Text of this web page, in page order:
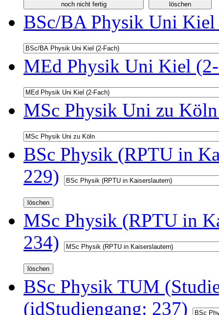
BSc/BA Physik Uni Kiel
MEd Physik Uni Kiel
MSc Physik Uni zu
BSc Physik (RPTU in
229)
MSc Physik (RPTU in
234)
BSc Physik TUM
(idStudiengang: 237)